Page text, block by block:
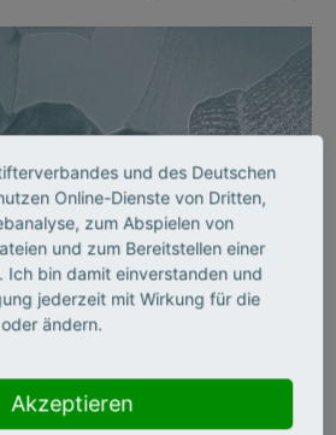
Hochschulen
und des Deutschen
Online-Dienste von Dritten,
zum Abspielen von
und zum Bereitstellen einer
Ich bin damit einverstanden und
jederzeit mit Wirkung für die
ändern.
Akzeptieren